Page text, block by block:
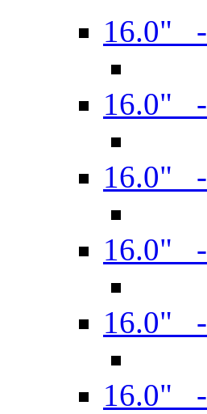
16.0"
16.0"
16.0"
16.0"
16.0"
16.0"